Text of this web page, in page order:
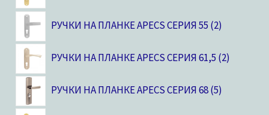
РУЧКИ НА ПЛАНКЕ APECS СЕРИЯ 55 2
РУЧКИ НА ПЛАНКЕ APECS СЕРИЯ 61,5 2
РУЧКИ НА ПЛАНКЕ APECS СЕРИЯ 68 5